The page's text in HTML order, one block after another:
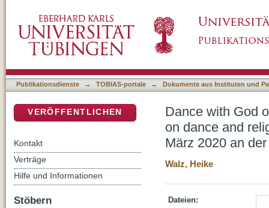
Internationale Forschungskonferenz 1.-7.
Neuendettelsau
Publikationsdienste → TOBIAS-portale → Dokumente aus Instituten und
Dance with God
on dance and
März 2020 an
Walz, Heike
Dateien:
VERÖFFENTLICHEN
Kontakt
Verträge
Hilfe und Informationen
Stöbern